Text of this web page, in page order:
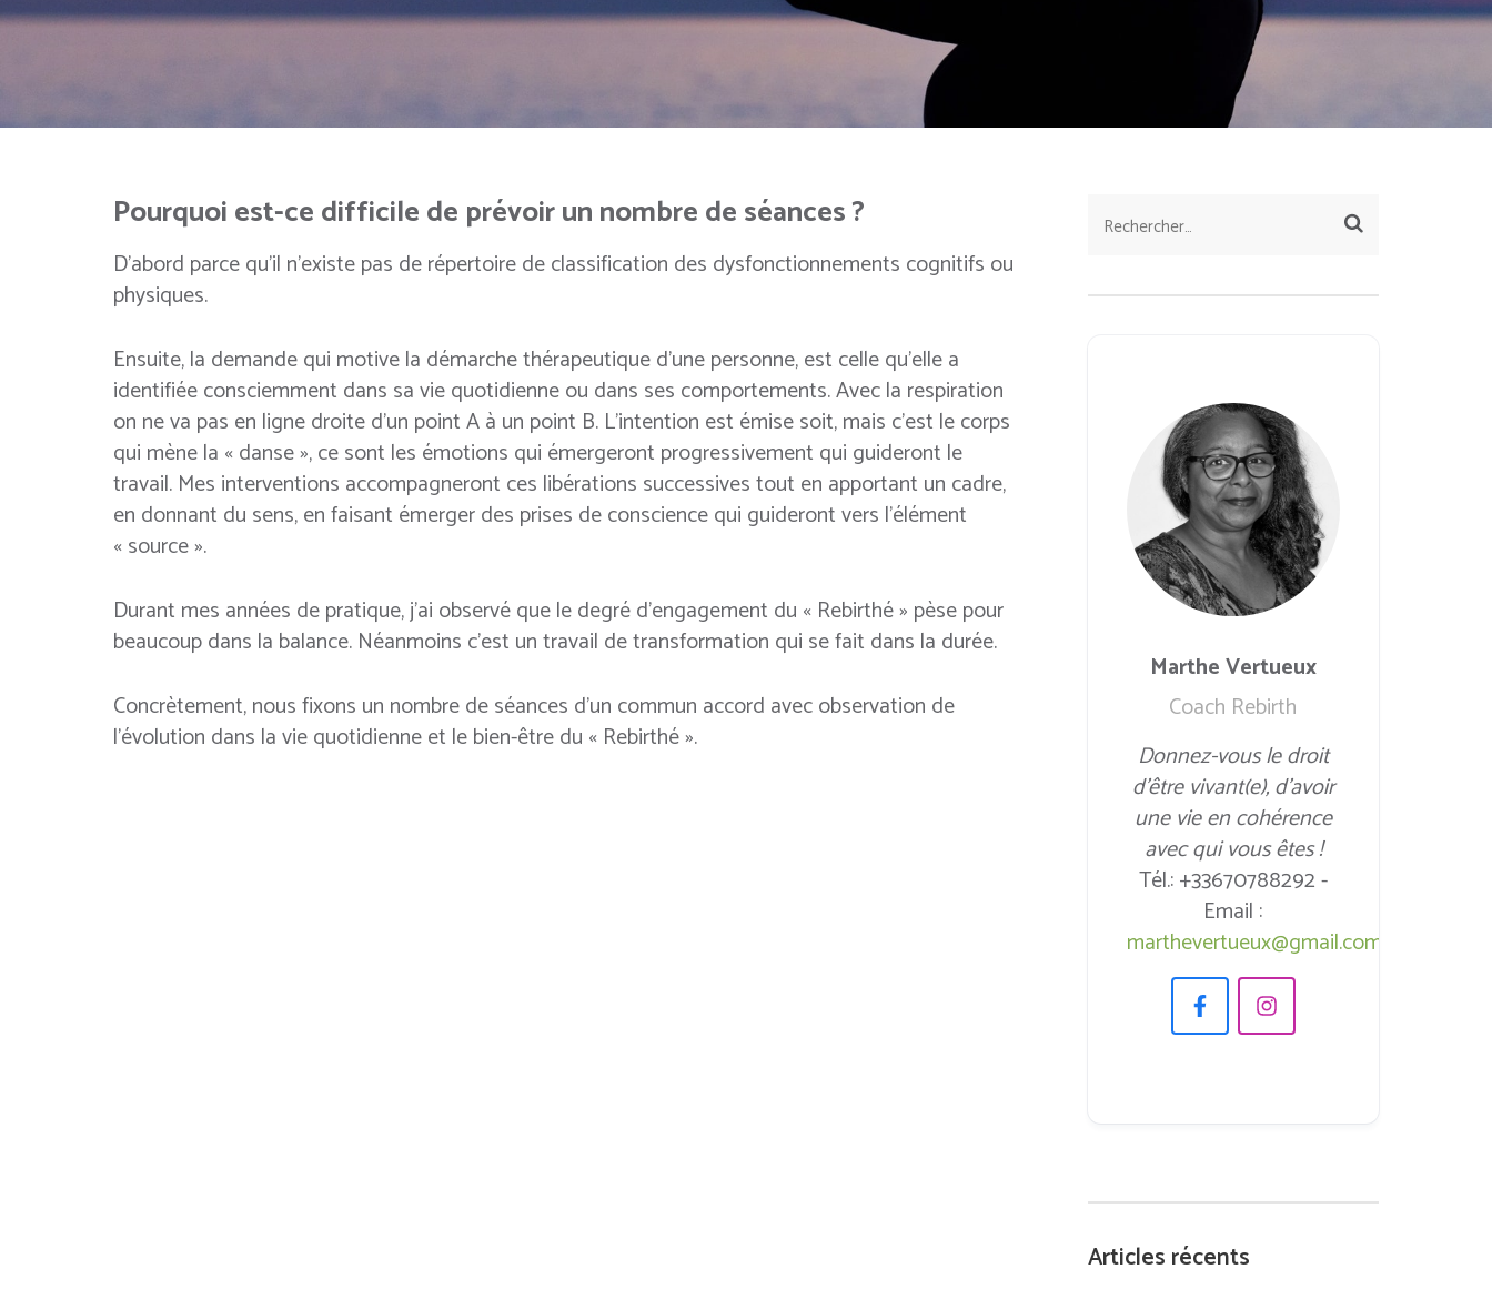
Pourquoi est-ce difficile de prévoir un nombre de séances ?
D’abord parce qu’il n’existe pas de répertoire de classification des dysfonctionnements cognitifs ou
physiques.
Ensuite, la demande qui motive la démarche thérapeutique d’une personne, est celle qu’elle a
identifiée consciemment dans sa vie quotidienne ou dans ses comportements. Avec la respiration
on ne va pas en ligne droite d’un point A à un point B. L’intention est émise soit, mais c’est le corps
qui mène la « danse », ce sont les émotions qui émergeront progressivement qui guideront le
travail. Mes interventions accompagneront ces libérations successives tout en apportant un cadre,
en donnant du sens, en faisant émerger des prises de conscience qui guideront vers l’élément
« source ».
Durant mes années de pratique, j’ai observé que le degré d’engagement du « Rebirthé » pèse pour
beaucoup dans la balance. Néanmoins c’est un travail de transformation qui se fait dans la durée.
Concrètement, nous fixons un nombre de séances d’un commun accord avec observation de
l’évolution dans la vie quotidienne et le bien-être du « Rebirthé ».
Rechercher :
Marthe Vertueux
Coach Rebirth
Donnez-vous le droit
d’être vivant(e), d’avoir
une vie en cohérence
avec qui vous êtes !
Tél.: +33670788292 -
Email :
marthevertueux@gmail.com
Articles récents